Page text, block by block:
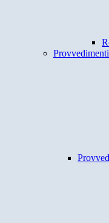
Provvedimenti